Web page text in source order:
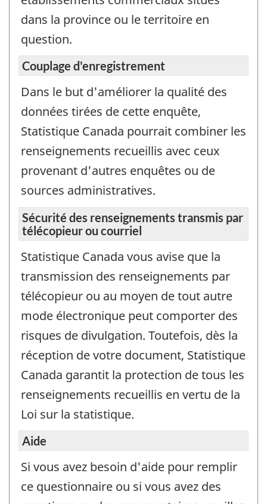
dans la province ou le territoire en
question.
Couplage d'enregistrement
Dans le but d'améliorer la qualité des
données tirées de cette enquête,
Statistique Canada pourrait combiner les
renseignements recueillis avec ceux
provenant d'autres enquêtes ou de
sources administratives.
Sécurité des renseignements transmis par
télécopieur ou courriel
Statistique Canada vous avise que la
transmission des renseignements par
télécopieur ou au moyen de tout autre
mode électronique peut comporter des
risques de divulgation. Toutefois, dès la
réception de votre document, Statistique
Canada garantit la protection de tous les
renseignements recueillis en vertu de la
Loi sur la statistique.
Aide
Si vous avez besoin d'aide pour remplir
ce questionnaire ou si vous avez des